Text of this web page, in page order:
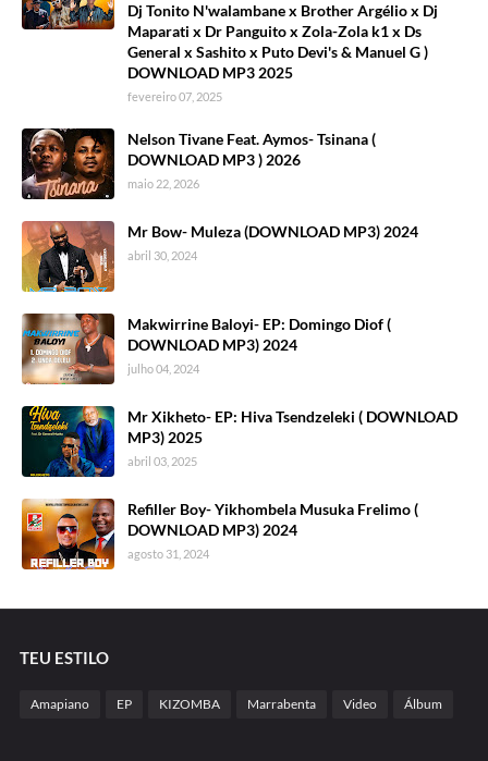
Dj Tonito N'walambane x Brother Argélio x Dj
Maparati x Dr Panguito x Zola-Zola k1 x Ds
General x Sashito x Puto Devi's & Manuel G )
DOWNLOAD MP3 2025
fevereiro 07, 2025
Nelson Tivane Feat. Aymos- Tsinana (
DOWNLOAD MP3 ) 2026
maio 22, 2026
Mr Bow- Muleza (DOWNLOAD MP3) 2024
abril 30, 2024
Makwirrine Baloyi- EP: Domingo Diof (
DOWNLOAD MP3) 2024
julho 04, 2024
Mr Xikheto- EP: Hiva Tsendzeleki ( DOWNLOAD
MP3) 2025
abril 03, 2025
Refiller Boy- Yikhombela Musuka Frelimo (
DOWNLOAD MP3) 2024
agosto 31, 2024
TEU ESTILO
Amapiano EP KIZOMBA Marrabenta Video Álbum